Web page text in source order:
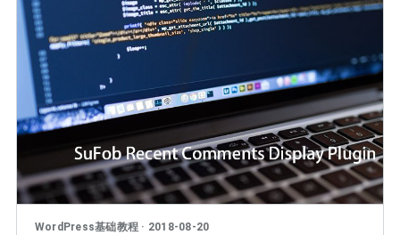
WordPress基础教程 · 2018-08-20